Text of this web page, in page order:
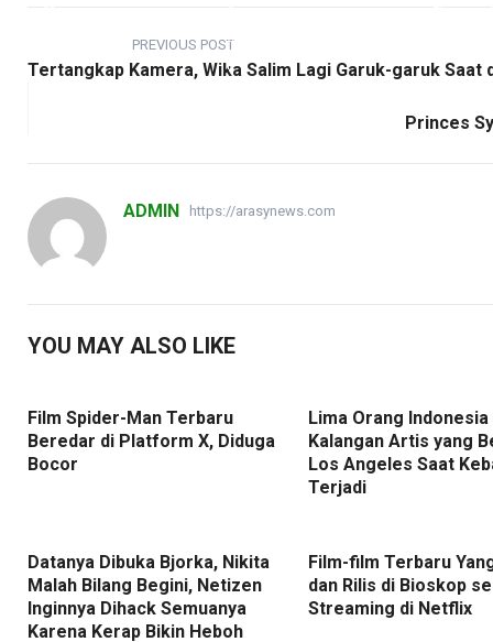
PREVIOUS POST
Tertangkap Kamera, Wika Salim Lagi Garuk-garuk Saat
Princes
ADMIN https://arasynews.com
YOU MAY ALSO LIKE
Film Spider-Man Terbaru
Beredar di Platform X, Diduga
Bocor
Lima Orang Indonesia
Kalangan Artis yang
Los Angeles Saat
Terjadi
Datanya Dibuka Bjorka, Nikita
Malah Bilang Begini, Netizen
Inginnya Dihack Semuanya
Karena Kerap Bikin Heboh
Film-film Terbaru
dan Rilis di Bioskop
Streaming di Netflix